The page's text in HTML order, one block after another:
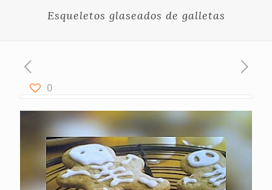
Esqueletos glaseados de galletas
0